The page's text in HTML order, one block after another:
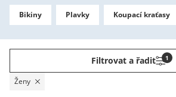
Bikiny Plavky Koupací kraťasy
Filtrovat a řadit 1
Ženy